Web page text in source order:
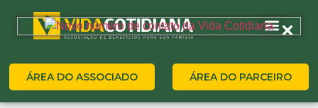
ÁREA DO ASSOCIADO ÁREA DO PARCEIRO